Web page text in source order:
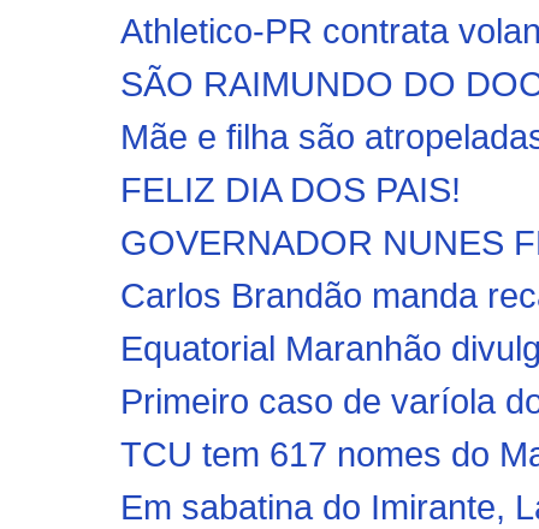
Athletico-PR contrata
SÃO RAIMUNDO DO
Mãe e filha são
FELIZ DIA DOS PAIS!
GOVERNADOR NUNES
Carlos Brandão manda
Equatorial Maranhão
Primeiro caso de varíola
TCU tem 617 nomes do
Em sabatina do Imirante,